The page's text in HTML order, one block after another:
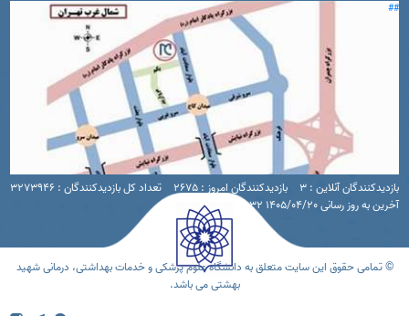
##
بازدیدکنندگان آنلاین : 3 بازدیدکنندگان امروز : 2675
تعداد کل بازدیدکنندگان : 3273946
آخرین به روز رسانی 1405/04/20 16:32
© تمامی حقوق این سایت متعلق به دانشگاه علوم پزشکی و خدمات بهداشتی، درمانی شهید
بهشتی می باشد.